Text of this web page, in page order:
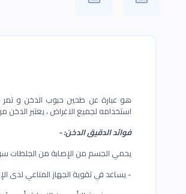
هو عبارة عن طحين حبوب الدخن و تمر
استخدامه لجميع الاغراض ، يعتبر
فوائد الدقيق الدخن: -
يحمي الجسم من الإصابة من الجلطات
- يساعد في تقوية الجهاز المناعي لدى